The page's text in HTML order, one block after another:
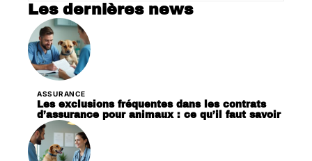
Les dernières news
ASSURANCE
Les exclusions fréquentes dans les contrats
d’assurance pour animaux : ce qu’il faut savoir